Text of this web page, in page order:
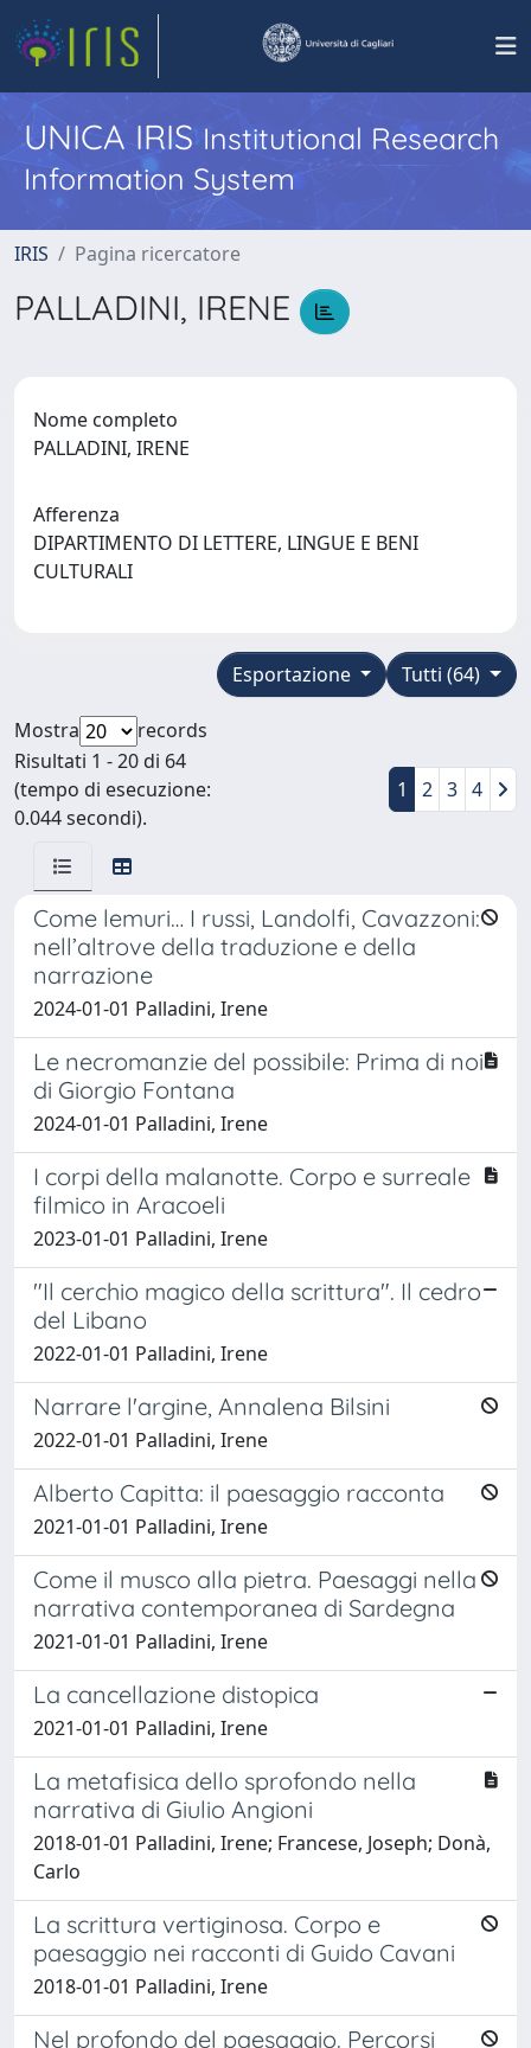
UNICA IRISInstitutional Research
Information System
IRIS Pagina ricercatore
PALLADINI, IRENE
Nome completo
PALLADINI, IRENE
Afferenza
DIPARTIMENTO DI LETTERE, LINGUE E BENI
CULTURALI
Tutti (64)
Esportazione
Mostra
records
Risultati 1 - 20 di 64
(tempo di esecuzione:
0.044 secondi).
1 2 3 4
Come lemuri… I russi, Landolfi, Cavazzoni:
nell’altrove della traduzione e della
narrazione
2024-01-01 Palladini, Irene
Le necromanzie del possibile: Prima di noi
di Giorgio Fontana
2024-01-01 Palladini, Irene
I corpi della malanotte. Corpo e surreale
filmico in Aracoeli
2023-01-01 Palladini, Irene
"Il cerchio magico della scrittura". Il cedro
del Libano
2022-01-01 Palladini, Irene
Narrare l'argine, Annalena Bilsini
2022-01-01 Palladini, Irene
Alberto Capitta: il paesaggio racconta
2021-01-01 Palladini, Irene
Come il musco alla pietra. Paesaggi nella
narrativa contemporanea di Sardegna
2021-01-01 Palladini, Irene
La cancellazione distopica
2021-01-01 Palladini, Irene
La metafisica dello sprofondo nella
narrativa di Giulio Angioni
2018-01-01 Palladini, Irene; Francese, Joseph; Donà,
Carlo
La scrittura vertiginosa. Corpo e
paesaggio nei racconti di Guido Cavani
2018-01-01 Palladini, Irene
Nel profondo del paesaggio. Percorsi